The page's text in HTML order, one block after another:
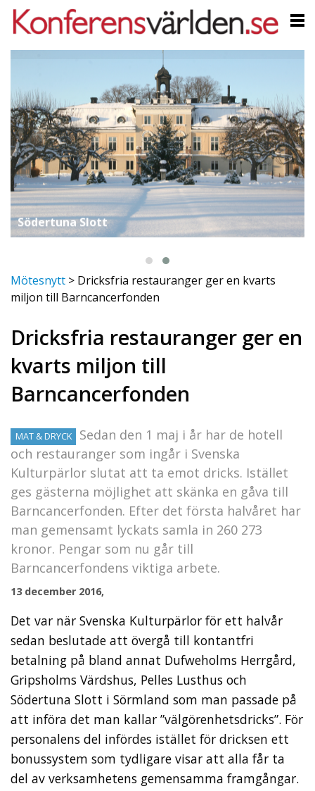
Södertuna Slott
Mötesnytt > Dricksfria restauranger ger en kvarts
miljon till Barncancerfonden
Dricksfria restauranger ger en
kvarts miljon till
Barncancerfonden
MAT & DRYCK
Sedan den 1 maj i år har de hotell
och restauranger som ingår i Svenska
Kulturpärlor slutat att ta emot dricks. Istället
ges gästerna möjlighet att skänka en gåva till
Barncancerfonden. Efter det första halvåret har
man gemensamt lyckats samla in 260 273
kronor. Pengar som nu går till
Barncancerfondens viktiga arbete.
13 december 2016,
Det var när Svenska Kulturpärlor för ett halvår
sedan beslutade att övergå till kontantfri
betalning på bland annat Dufweholms Herrgård,
Gripsholms Värdshus, Pelles Lusthus och
Södertuna Slott i Sörmland som man passade på
att införa det man kallar ”välgörenhetsdricks”. För
personalens del infördes istället för dricksen ett
bonussystem som tydligare visar att alla får ta
del av verksamhetens gemensamma framgångar.